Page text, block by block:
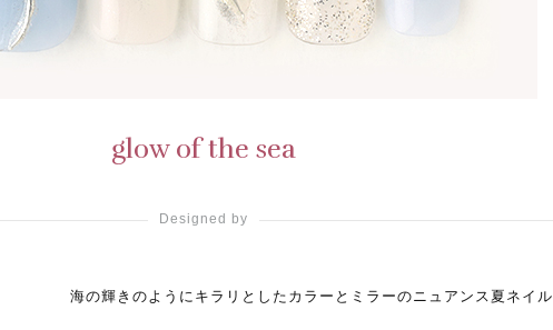
glow of the sea
Designed by
海の輝きのようにキラリとしたカラーとミラーのニュアンス夏ネイル